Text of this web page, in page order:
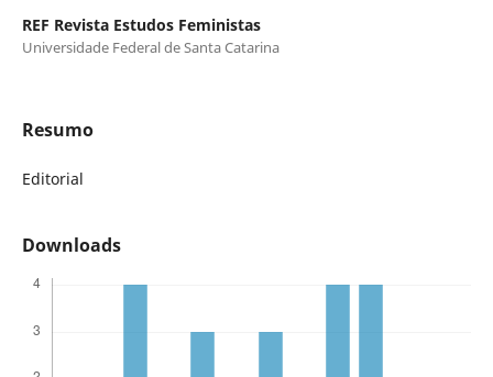
REF Revista Estudos Feministas
Universidade Federal de Santa Catarina
Resumo
Editorial
Downloads